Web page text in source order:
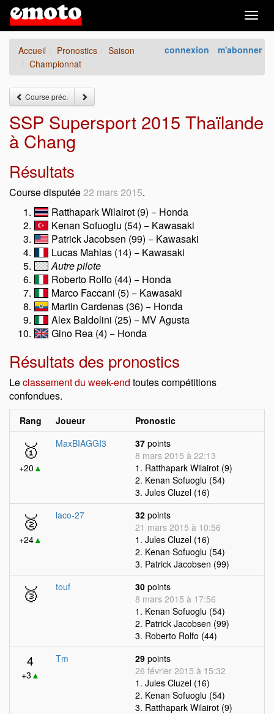
connexion m'abonner
Accueil Pronostics
Saison
Championnat
Course préc.
SSP Supersport 2015 Thaïlande
à Chang
Résultats
Course disputée22 mars 2015.
Ratthapark Wilairot (9) − Honda
Kenan Sofuoglu (54) − Kawasaki
Patrick Jacobsen (99) − Kawasaki
Lucas Mahias (14) − Kawasaki
Autre pilote
Roberto Rolfo (44) − Honda
Marco Faccani (5) − Kawasaki
Martin Cardenas (36) − Honda
Alex Baldolini (25) − MV Agusta
Gino Rea (4) − Honda
Résultats des pronostics
Leclassement du week-end toutes compétitions
confondues.
Rang Joueur Pronostic
🥇
+20 ▲
MaxBIAGGI3 37 points
8 mars 2015 à 22:13
1. Ratthapark Wilairot (9)
2. Kenan Sofuoglu (54)
3. Jules Cluzel (16)
🥈
+24▲
laco-27 32 points
21 mars 2015 à 10:56
1. Jules Cluzel (16)
2. Kenan Sofuoglu (54)
3. Patrick Jacobsen (99)
🥉 touf 30 points
8 mars 2015 à 17:56
1. Kenan Sofuoglu (54)
2. Patrick Jacobsen (99)
3. Roberto Rolfo (44)
4
+3 ▲
Tm 29 points
26 février 2015 à 15:32
1. Jules Cluzel (16)
2. Kenan Sofuoglu (54)
3. Ratthapark Wilairot (9)